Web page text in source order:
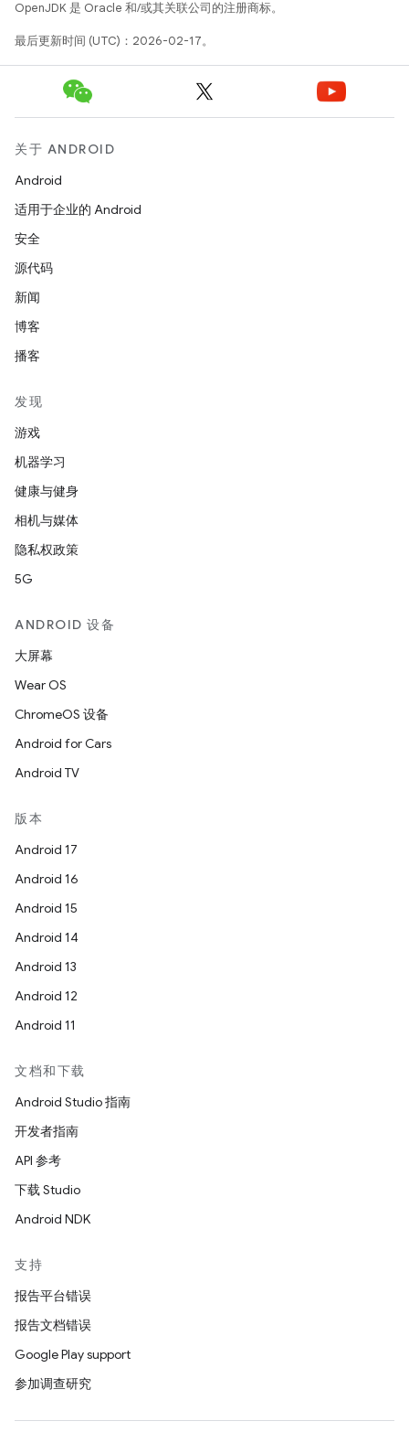
OpenJDK 是 Oracle 和/或其关联公司的注册商标。
最后更新时间 (UTC)：2026-02-17。
关于 ANDROID
Android
适用于企业的 Android
安全
源代码
新闻
博客
播客
发现
游戏
机器学习
健康与健身
相机与媒体
隐私权政策
5G
ANDROID 设备
大屏幕
Wear OS
ChromeOS 设备
Android for Cars
Android TV
版本
Android 17
Android 16
Android 15
Android 14
Android 13
Android 12
Android 11
文档和下载
Android Studio 指南
开发者指南
API 参考
下载 Studio
Android NDK
支持
报告平台错误
报告文档错误
Google Play support
参加调查研究